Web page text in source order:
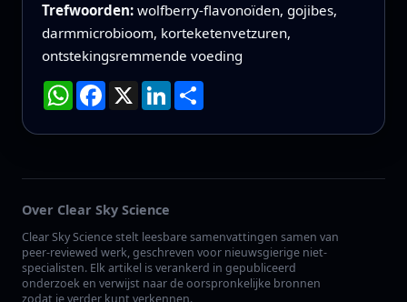
Trefwoorden: wolfberry-flavonoïden, gojibes,
darmmicrobioom, korteketenvetzuren,
ontstekingsremmende voeding
WhatsApp
Facebook
X LinkedIn
Deel
Over Clear Sky Science
Clear Sky Science stelt leesbare samenvattingen samen van
peer-reviewed werk, geschreven voor nieuwsgierige niet-
specialisten. Elk artikel is verankerd in gepubliceerd
onderzoek en verwijst naar de oorspronkelijke bronnen